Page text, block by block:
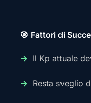
🎯 Fattori di
Il Kp attuale
Resta sveglio